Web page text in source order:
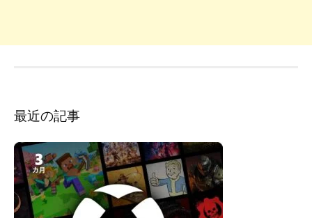
最近の記事